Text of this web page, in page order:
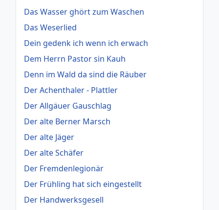
Das Wasser ghört zum Waschen
Das Weserlied
Dein gedenk ich wenn ich erwach
Dem Herrn Pastor sin Kauh
Denn im Wald da sind die Räuber
Der Achenthaler - Plattler
Der Allgäuer Gauschlag
Der alte Berner Marsch
Der alte Jäger
Der alte Schäfer
Der Fremdenlegionär
Der Frühling hat sich eingestellt
Der Handwerksgesell